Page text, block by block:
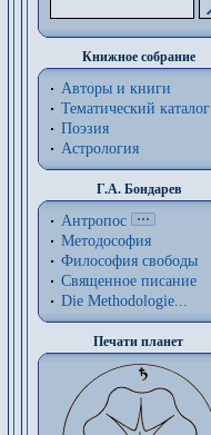
Книжное собрание
Авторы и книги
Тематический каталог
Поэзия
Астрология
Г.А. Бондарев
Антропос
Методософия
Философия cвободы
Священное писание
Die Methodologie...
Печати планет